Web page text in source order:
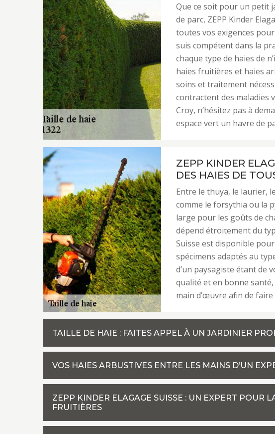
Que ce soit pour un petit
de parc, ZEPP Kinder
toutes vos exigences
suis compétent dans la
chaque type de haies de
haies fruitières et haies
soins et traitement
contractent des maladies
Croy, n’hésitez pas à
espace vert un havre de
ZEPP KINDER
DES HAIES DE
Entre le thuya, le laurier,
comme le forsythia ou la
large pour les goûts de
dépend étroitement du
Suisse est disponible
spécimens adaptés au
d’un paysagiste étant de
qualité et en bonne
main d’œuvre afin de
TAILLE DE HAIE : FAITES APPEL À UN JARDINIER
VOS HAIES ARBUSTIVES ENTRE LES MAINS D’UN
ZEPP KINDER ELAGAGE SUISSE : UN EXPERT POUR
FRUITIÈRES